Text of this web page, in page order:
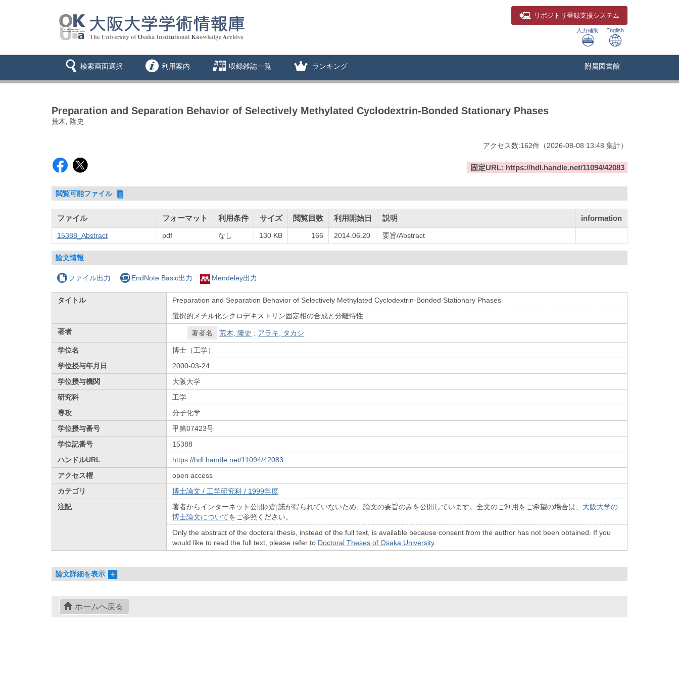
リポジトリ 登録支援システム
入力補助 English
検索画面選択 利用案内 収録雑誌一覧 ランキング 附属図書館
Preparation and Separation Behavior of Selectively Methylated Cyclodextrin-Bonded Stationary Phases
荒木, 隆史
アクセス数:162件 （2026-08-08 13:48 集計）
固定URL: https://hdl.handle.net/11094/42083
閲覧可能ファイル
ファイル フォーマット 利用条件 サイズ 閲覧回数 利用開始日 説明 information
15388_Abstract pdf なし 130 KB 166 2014.06.20 要旨/Abstract
論文情報
ファイル出力 EndNote Basic出力 Mendeley出力
タイトル
Preparation and Separation Behavior of Selectively Methylated Cyclodextrin-Bonded Stationary Phases
選択的メチル化シクロデキストリン固定相の合成と分離特性
著者
著者名 荒木, 隆史 ; アラキ, タカシ
学位名
博士（工学）
学位授与年月日
2000-03-24
学位授与機関
大阪大学
研究科
工学
専攻
分子化学
学位授与番号
甲第07423号
学位記番号
15388
ハンドルURL
https://hdl.handle.net/11094/42083
アクセス権
open access
カテゴリ
博士論文 / 工学研究科 / 1999年度
注記
著者からインターネット公開の許諾が得られていないため、論文の要旨のみを公開しています。全文のご利用をご希望の場合は、 大阪大学の
博士論文についてをご参照ください。
Only the abstract of the doctoral thesis, instead of the full text, is available because consent from the author has not been obtained. If you
would like to read the full text, please refer to Doctoral Theses of Osaka University.
論文詳細を表示
ホームへ戻る